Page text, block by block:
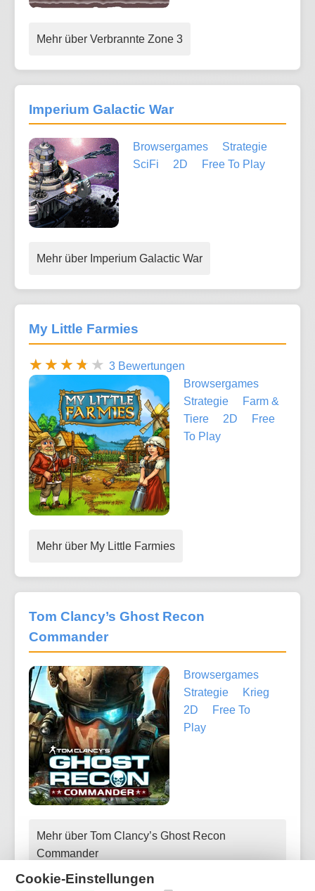
Mehr über Verbrannte Zone 3
Imperium Galactic War
Browsergames
Strategie
SciFi
2D Free To Play
Mehr über Imperium Galactic War
My Little Farmies
3 Bewertungen
Browsergames
Strategie
Farm &
Tiere
2D
Free
To Play
Mehr über My Little Farmies
Tom Clancy’s Ghost Recon
Commander
Browsergames
Strategie
Krieg
2D
Free To
Play
Mehr über Tom Clancy’s Ghost Recon
Commander
Cookie-Einstellungen